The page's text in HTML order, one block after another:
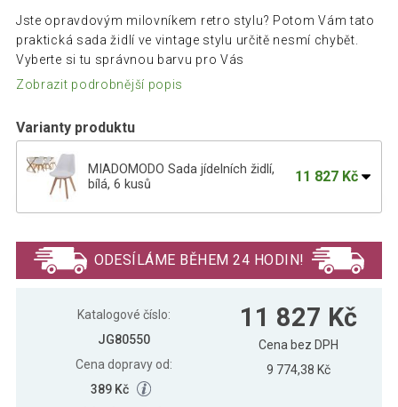
Jste opravdovým milovníkem retro stylu? Potom Vám tato
praktická sada židlí ve vintage stylu určitě nesmí chybět.
Vyberte si tu správnou barvu pro Vás
Zobrazit podrobnější popis
Varianty produktu
MIADOMODO Sada jídelních židlí,
bílá, 6 kusů
11 827 Kč
černá, 6 kusů
šedá, 6 kusů
12 005 Kč
ODESÍLÁME BĚHEM 24 HODIN!
Katalogové číslo:
JG80550
Cena dopravy od:
389 Kč
11 827 Kč
Cena bez DPH
9 774,38 Kč